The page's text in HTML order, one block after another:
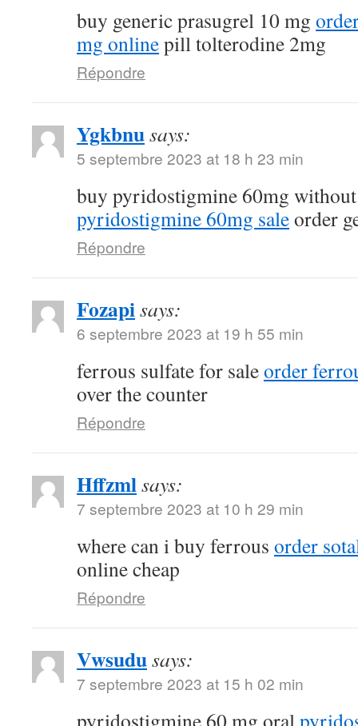
buy generic prasugrel 10 mg
mg onlinepill tolterodine 2mg
Répondre
Ygkbnusays:
5 septembre 2023 at 18 h 23 min
buy pyridostigmine 60mg
pyridostigmine 60mg saleorder
Répondre
Fozapisays:
6 septembre 2023 at 19 h 55 min
ferrous sulfate for saleorder
over the counter
Répondre
Hffzmlsays:
7 septembre 2023 at 10 h 29 min
where can i buy ferrous order
online cheap
Répondre
Vwsudusays:
7 septembre 2023 at 15 h 02 min
pyridostigmine 60 mg oral